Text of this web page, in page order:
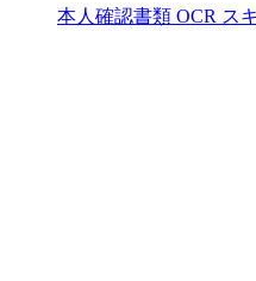
本人確認書類 OCR ス